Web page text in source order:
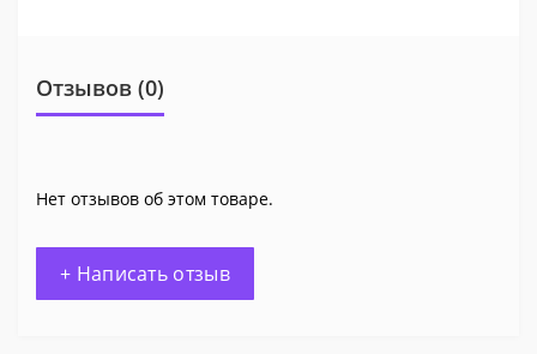
Отзывов (0)
Нет отзывов об этом товаре.
+ Написать отзыв